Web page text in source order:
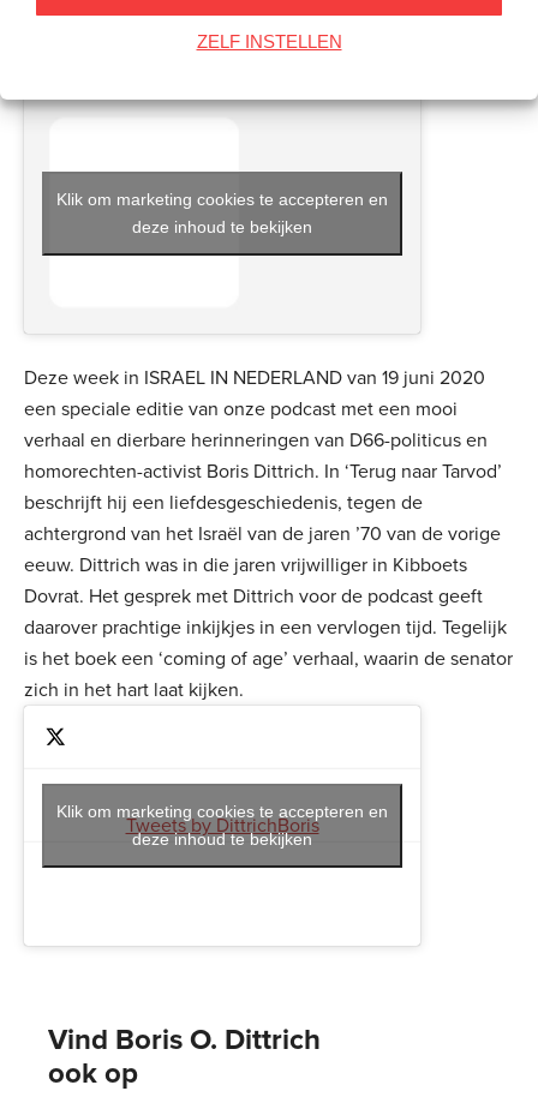
ZELF INSTELLEN
eerder de thrillers Moord en Brand, De waarheid liegen,
W.O.L.F. en Halszaak. Dittrich werkt sinds 2007 voor
Klik om marketing cookies te accepteren en
deze inhoud te bekijken
Deze week in ISRAEL IN NEDERLAND van 19 juni 2020
een speciale editie van onze podcast met een mooi
verhaal en dierbare herinneringen van D66-politicus en
homorechten-activist Boris Dittrich. In ‘Terug naar Tarvod’
beschrijft hij een liefdesgeschiedenis, tegen de
achtergrond van het Israël van de jaren ’70 van de vorige
eeuw. Dittrich was in die jaren vrijwilliger in Kibboets
Dovrat. Het gesprek met Dittrich voor de podcast geeft
daarover prachtige inkijkjes in een vervlogen tijd. Tegelijk
is het boek een ‘coming of age’ verhaal, waarin de senator
zich in het hart laat kijken.
Tweets by DittrichBoris
Klik om marketing cookies te accepteren en
deze inhoud te bekijken
Vind Boris O. Dittrich
ook op